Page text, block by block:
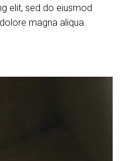
elit, sed do eiusmod
magna aliqua.